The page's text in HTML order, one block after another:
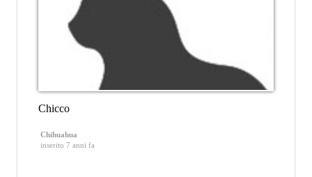
Chicco
Chihuahua
inserito 7 anni fa